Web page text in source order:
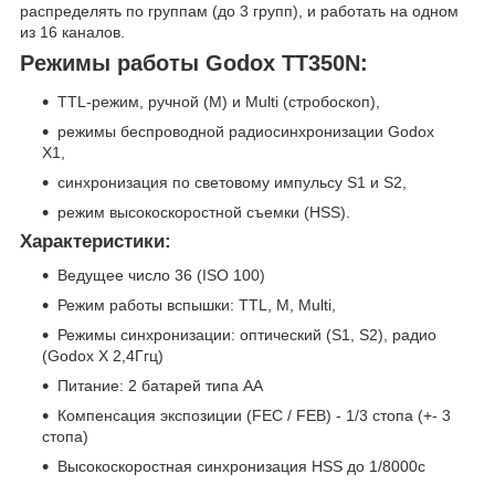
распределять по группам (до 3 групп), и работать на одном
из 16 каналов.
Режимы работы Godox TT350N:
TTL-режим, ручной (M) и Multi (стробоскоп),
режимы беспроводной радиосинхронизации Godox
X1,
синхронизация по световому импульсу S1 и S2,
режим высокоскоростной съемки (HSS).
Характеристики:
Ведущее число 36 (ISO 100)
Режим работы вспышки: TTL, M, Multi,
Режимы синхронизации: оптический (S1, S2), радио
(Godox X 2,4Ггц)
Питание: 2 батарей типа AA
Компенсация экспозиции (FEC / FEB) - 1/3 стопа (+- 3
стопа)
Высокоскоростная синхронизация HSS до 1/8000с